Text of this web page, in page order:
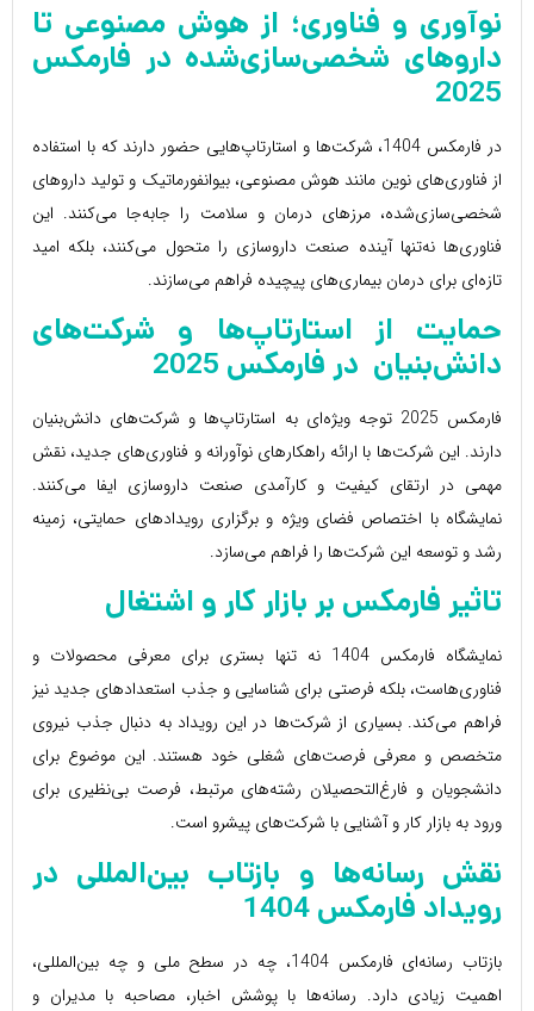
نوآوری و فناوری؛ از هوش مصنوعی تا
داروهای شخصی‌سازی‌شده در فارمکس
2025
در فارمکس 1404، شرکت‌ها و استارتاپ‌هایی حضور دارند که با استفاده
از فناوری‌های نوین مانند هوش مصنوعی، بیوانفورماتیک و تولید داروهای
شخصی‌سازی‌شده، مرزهای درمان و سلامت را جابه‌جا می‌کنند. این
فناوری‌ها نه‌تنها آینده صنعت داروسازی را متحول می‌کنند، بلکه امید
تازه‌ای برای درمان بیماری‌های پیچیده فراهم می‌سازند.
حمایت از استارتاپ‌ها و شرکت‌های
دانش‌بنیان درفارمکس 2025
فارمکس 2025 توجه ویژه‌ای به استارتاپ‌ها و شرکت‌های دانش‌بنیان
دارند. این شرکت‌ها با ارائه راهکارهای نوآورانه و فناوری‌های جدید، نقش
مهمی در ارتقای کیفیت و کارآمدی صنعت داروسازی ایفا می‌کنند.
نمایشگاه با اختصاص فضای ویژه و برگزاری رویدادهای حمایتی، زمینه
رشد و توسعه این شرکت‌ها را فراهم می‌سازد.
تاثیرفارمکس بر بازار کار و اشتغال
نمایشگاه فارمکس 1404 نه تنها بستری برای معرفی محصولات و
فناوری‌هاست، بلکه فرصتی برای شناسایی و جذب استعدادهای جدید نیز
فراهم می‌کند. بسیاری از شرکت‌ها در این رویداد به دنبال جذب نیروی
متخصص و معرفی فرصت‌های شغلی خود هستند. این موضوع برای
دانشجویان و فارغ‌التحصیلان رشته‌های مرتبط، فرصت بی‌نظیری برای
ورود به بازار کار و آشنایی با شرکت‌های پیشرو است.
نقش رسانه‌ها و بازتاب بین‌المللی در
رویداد فارمکس 1404
بازتاب رسانه‌ای فارمکس 1404، چه در سطح ملی و چه بین‌المللی،
اهمیت زیادی دارد. رسانه‌ها با پوشش اخبار، مصاحبه با مدیران و